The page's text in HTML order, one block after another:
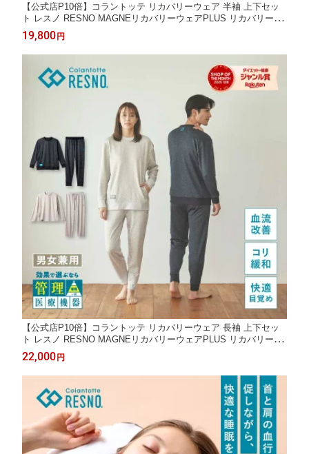
【公式店P10倍】コラントッテ リカバリーウェア 半袖 上下セッ
ト レスノ RESNO MAGNEリカバリーウェアPLUS リカバリーパ
ジャマ リカバリーシャツ 半ズボン 男性 女性 メンズ レディース
ファミリー 磁気ウェア パジャマ プレゼント ギフト
19,800円
【公式店P10倍】コラントッテ リカバリーウェア 長袖 上下セッ
ト レスノ RESNO MAGNEリカバリーウェアPLUS リカバリーパ
ジャマ リカバリーシャツ 男性 女性 メンズ レディース ファミリ
ー パジャマ プレゼント ギフト ご褒美
22,000円